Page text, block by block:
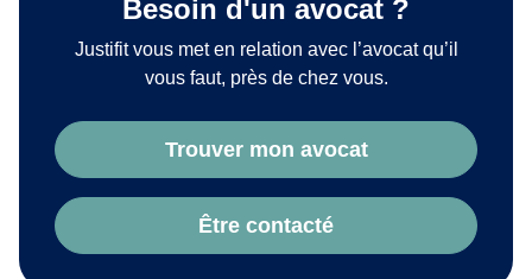
Besoin d'un avocat ?
Justifit vous met en relation avec l’avocat qu’il
vous faut, près de chez vous.
Trouver mon avocat
Être contacté